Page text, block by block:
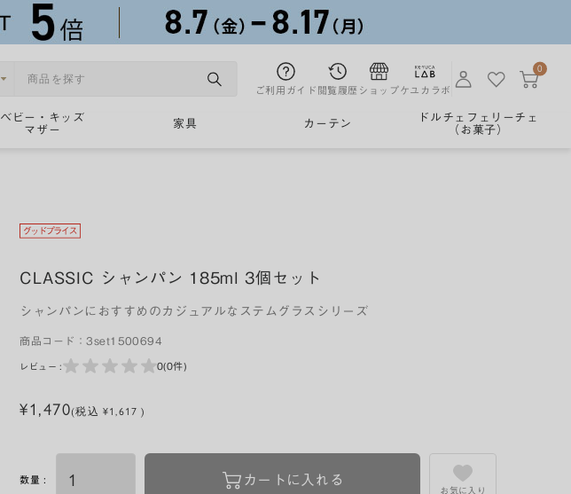
ご利用ガイド 閲覧履歴 ショップケユカラボ
0
ベビー・キッズ
マザー
家具 カーテン
ドルチェフェリーチェ
（お菓子）
CLASSIC シャンパン 185ml 3個セット
シャンパンにおすすめのカジュアルなステムグラスシリーズ
商品コード：3set1500694
レビュー : 0(0件)
¥1,470(税込 ¥1,617 )
数量 : カートに入れる
お気に入り